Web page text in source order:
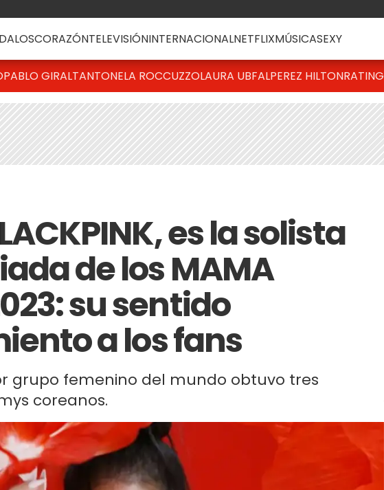
CORAZÓNTELEVISIÓNINTERNACIONALNETFLIXMÚSICASEXY
PABLO GIRALTANTONELA ROCCUZZOLAURA UBFALPEREZ HILTONRATING
es la solista
de los MAMA
su sentido
a los fans
grupo femenino del mundo obtuvo tres
coreanos.